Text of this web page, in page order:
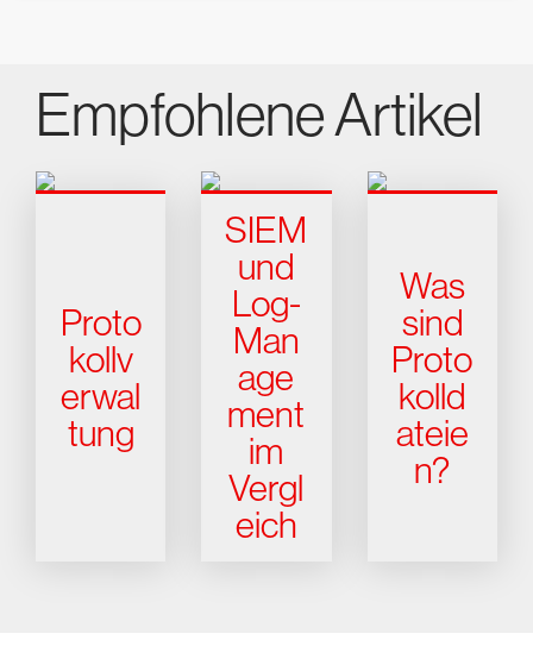
Empfohlene Artikel
Proto
kollv
erwal
tung
SIEM
und
Log-
Man
age
ment
im
Vergl
eich
Was
sind
Proto
kolld
ateie
n?